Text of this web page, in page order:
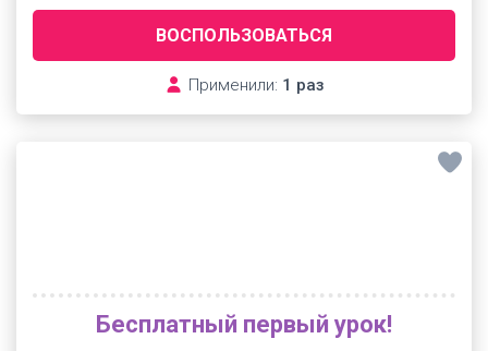
ВОСПОЛЬЗОВАТЬСЯ
Применили: 1 раз
Бесплатный первый урок!